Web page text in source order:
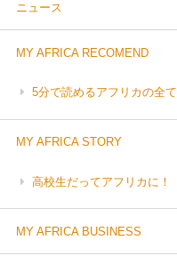
ニュース
MY AFRICA RECOMEND
5分で読めるアフリカの全て
MY AFRICA STORY
高校生だってアフリカに！
MY AFRICA BUSINESS